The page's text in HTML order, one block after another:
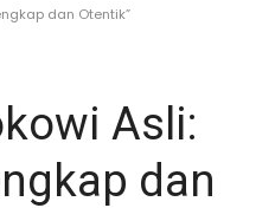
dan Otentik”
Asli:
dan